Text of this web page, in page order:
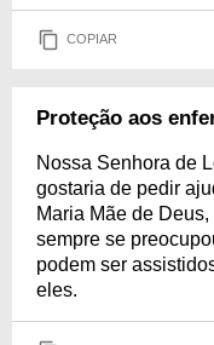
COPIAR
Proteção aos
Nossa Senhora de
gostaria de pedir
Maria Mãe de
sempre se
podem ser
eles.